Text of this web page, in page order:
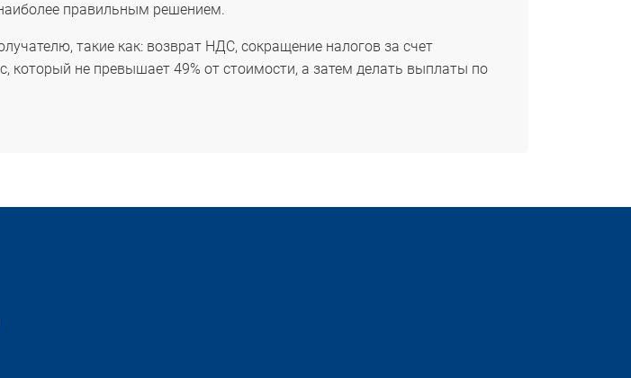
правильным решением.
такие как: возврат НДС, сокращение налогов за счет
который не превышает 49% от стоимости, а затем делать выплаты по